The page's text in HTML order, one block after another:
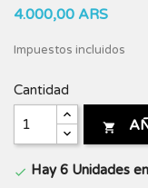
4.000,00 ARS
Impuestos incluidos
Cantidad

 Hay 6 Unidades